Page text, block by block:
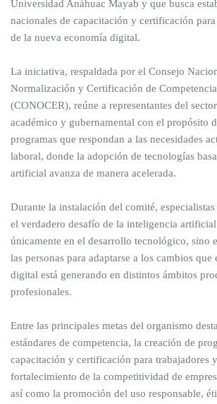
Universidad Anáhuac Mayab y que busca
nacionales de capacitación y certificación
de la nueva economía digital.
La iniciativa, respaldada por el Consejo
Normalización y Certificación de
(CONOCER), reúne a representantes del
académico y gubernamental con el propósito
programas que respondan a las necesidades
laboral, donde la adopción de tecnologías
artificial avanza de manera acelerada.
Durante la instalación del comité,
el verdadero desafío de la inteligencia
únicamente en el desarrollo tecnológico, sino
las personas para adaptarse a los cambios que
digital está generando en distintos ámbitos
profesionales.
Entre las principales metas del organismo
estándares de competencia, la creación de
capacitación y certificación para trabajadores
fortalecimiento de la competitividad de
así como la promoción del uso responsable,